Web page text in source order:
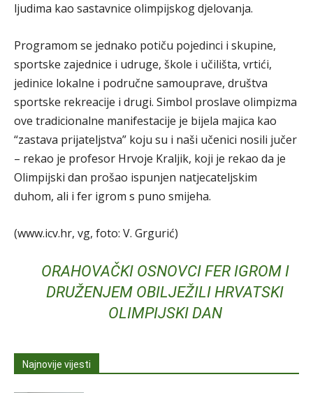
ljudima kao sastavnice olimpijskog djelovanja.
Programom se jednako potiču pojedinci i skupine,
sportske zajednice i udruge, škole i učilišta, vrtići,
jedinice lokalne i područne samouprave, društva
sportske rekreacije i drugi. Simbol proslave olimpizma
ove tradicionalne manifestacije je bijela majica kao
“zastava prijateljstva” koju su i naši učenici nosili jučer
– rekao je profesor Hrvoje Kraljik, koji je rekao da je
Olimpijski dan prošao ispunjen natjecateljskim
duhom, ali i fer igrom s puno smijeha.
(www.icv.hr, vg, foto: V. Grgurić)
ORAHOVAČKI OSNOVCI FER IGROM I
DRUŽENJEM OBILJEŽILI HRVATSKI
OLIMPIJSKI DAN
Najnovije vijesti